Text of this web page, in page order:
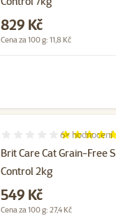
Cena
829 Kč
Cena za 100 g: 11,8 Kč
Brit Care Cat Grain-Free
Control 2kg
Hodnocení 97%, počet
6× hodnocení
Cena
549 Kč
Cena za 100 g: 27,4 Kč